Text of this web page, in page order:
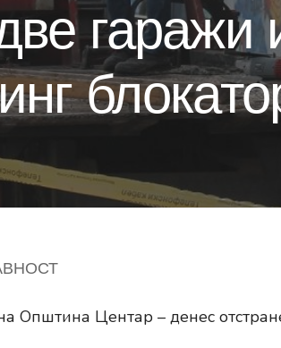
гаражи
Општина Центар – денес